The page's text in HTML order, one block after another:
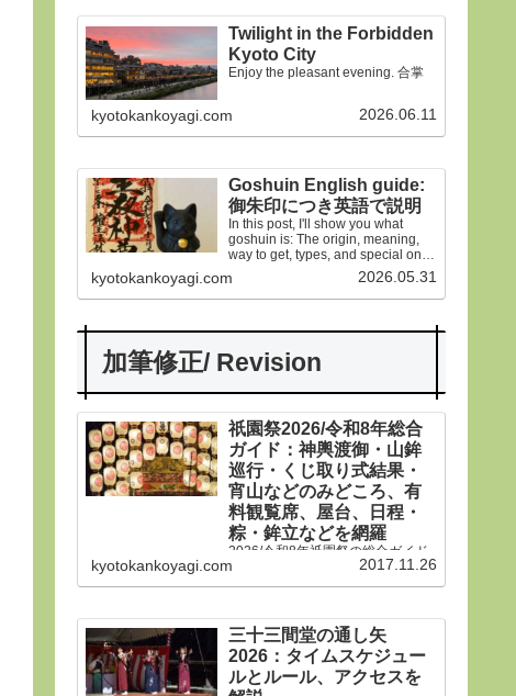
Twilight in the Forbidden
Kyoto City
Enjoy the pleasant evening. 合掌
kyotokankoyagi.com 2026.06.11
Goshuin English guide:
御朱印につき英語で説明
In this post, I'll show you what
goshuin is: The origin, meaning,
way to get, types, and special ones
in Gion Matsuri festival.
kyotokankoyagi.com 2026.05.31
加筆修正/ Revision
祇園祭2026/令和8年総合
ガイド：神輿渡御・山鉾
巡行・くじ取り式結果・
宵山などのみどころ、有
料観覧席、屋台、日程・
粽・鉾立などを網羅
2026/令和8年祇園祭の総合ガイド
です。本年は神輿渡御、山鉾巡
行・神輿渡御などの行事の日程、
生稚児や久世駒形稚児、各山鉾や
御朱印、屋台や歩行者天国や交通
規制などのおすすめ情報です。
kyotokankoyagi.com 2017.11.26
三十三間堂の通し矢
2026：タイムスケジュー
ルとルール、アクセスを